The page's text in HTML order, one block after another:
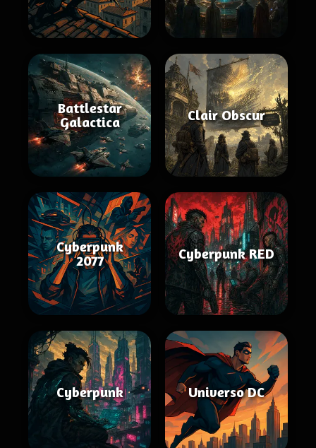
Battlestar
Galactica
Clair Obscur
Cyberpunk
2077
Cyberpunk RED
Cyberpunk Universo DC